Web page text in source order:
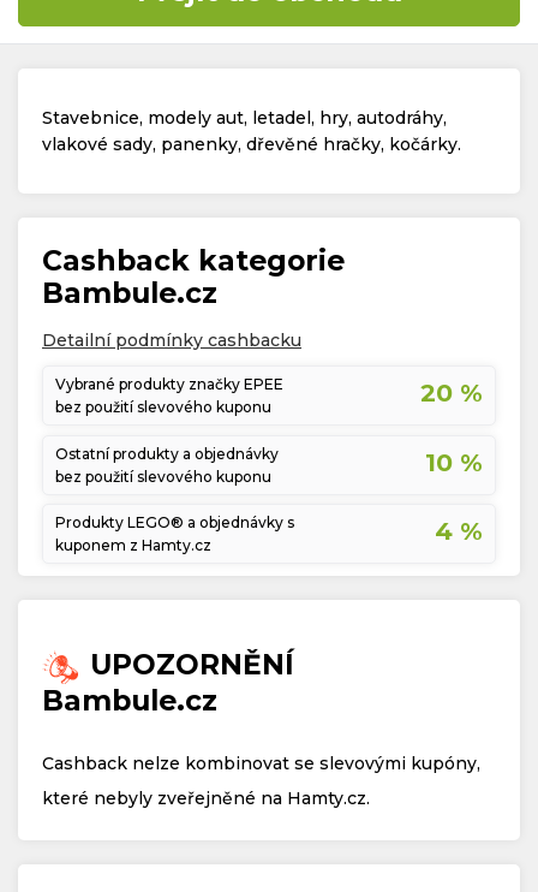
Kontakt
Stavebnice, modely aut, letadel, hry, autodráhy,
vlakové sady, panenky, dřevěné hračky, kočárky.
Cashback kategorie
Bambule.cz
Detailní podmínky cashbacku
Vybrané produkty značky EPEE
bez použití slevového kuponu
20 %
Ostatní produkty a objednávky
bez použití slevového kuponu
10 %
Produkty LEGO® a objednávky s
kuponem z Hamty.cz
4 %
UPOZORNĚNÍ
Bambule.cz
Cashback nelze kombinovat se slevovými kupóny,
které nebyly zveřejněné na Hamty.cz.